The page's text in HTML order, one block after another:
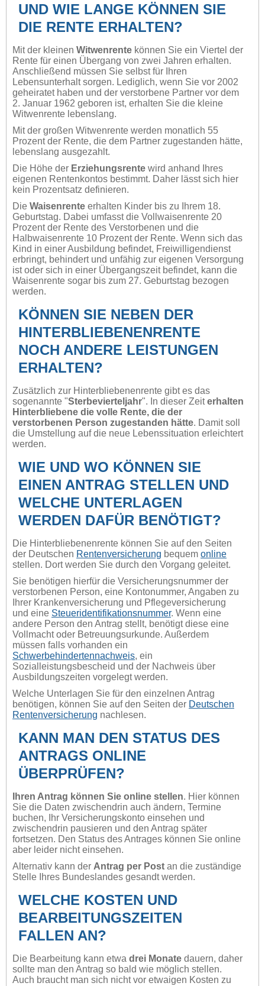
UND WIE LANGE KÖNNEN SIE
DIE RENTE ERHALTEN?
Mit der kleinen Witwenrente können Sie ein Viertel der
Rente für einen Übergang von zwei Jahren erhalten.
Anschließend müssen Sie selbst für Ihren
Lebensunterhalt sorgen. Lediglich, wenn Sie vor 2002
geheiratet haben und der verstorbene Partner vor dem
2. Januar 1962 geboren ist, erhalten Sie die kleine
Witwenrente lebenslang.
Mit der großen Witwenrente werden monatlich 55
Prozent der Rente, die dem Partner zugestanden hätte,
lebenslang ausgezahlt.
Die Höhe der Erziehungsrente wird anhand Ihres
eigenen Rentenkontos bestimmt. Daher lässt sich hier
kein Prozentsatz definieren.
Die Waisenrente erhalten Kinder bis zu Ihrem 18.
Geburtstag. Dabei umfasst die Vollwaisenrente 20
Prozent der Rente des Verstorbenen und die
Halbwaisenrente 10 Prozent der Rente. Wenn sich das
Kind in einer Ausbildung befindet, Freiwilligendienst
erbringt, behindert und unfähig zur eigenen Versorgung
ist oder sich in einer Übergangszeit befindet, kann die
Waisenrente sogar bis zum 27. Geburtstag bezogen
werden.
KÖNNEN SIE NEBEN DER
HINTERBLIEBENENRENTE
NOCH ANDERE LEISTUNGEN
ERHALTEN?
Zusätzlich zur Hinterbliebenenrente gibt es das
sogenannte "Sterbevierteljahr". In dieser Zeiterhalten
Hinterbliebene die volle Rente, die der
verstorbenen Person zugestanden hätte. Damit soll
die Umstellung auf die neue Lebenssituation erleichtert
werden.
WIE UND WO KÖNNEN SIE
EINEN ANTRAG STELLEN UND
WELCHE UNTERLAGEN
WERDEN DAFÜR BENÖTIGT?
Die Hinterbliebenenrente können Sie auf den Seiten
der Deutschen Rentenversicherung bequem online
stellen. Dort werden Sie durch den Vorgang geleitet.
Sie benötigen hierfür die Versicherungsnummer der
verstorbenen Person, eine Kontonummer, Angaben zu
Ihrer Krankenversicherung und Pflegeversicherung
und eine Steueridentifikationsnummer. Wenn eine
andere Person den Antrag stellt, benötigt diese eine
Vollmacht oder Betreuungsurkunde. Außerdem
müssen falls vorhanden ein
Schwerbehindertennachweis, ein
Sozialleistungsbescheid und der Nachweis über
Ausbildungszeiten vorgelegt werden.
Welche Unterlagen Sie für den einzelnen Antrag
benötigen, können Sie auf den Seiten der Deutschen
Rentenversicherung nachlesen.
KANN MAN DEN STATUS DES
ANTRAGS ONLINE
ÜBERPRÜFEN?
Ihren Antrag können Sie online stellen. Hier können
Sie die Daten zwischendrin auch ändern, Termine
buchen, Ihr Versicherungskonto einsehen und
zwischendrin pausieren und den Antrag später
fortsetzen. Den Status des Antrages können Sie online
aber leider nicht einsehen.
Alternativ kann der Antrag per Post an die zuständige
Stelle Ihres Bundeslandes gesandt werden.
WELCHE KOSTEN UND
BEARBEITUNGSZEITEN
FALLEN AN?
Die Bearbeitung kann etwa drei Monate dauern, daher
sollte man den Antrag so bald wie möglich stellen.
Auch braucht man sich nicht vor etwaigen Kosten zu